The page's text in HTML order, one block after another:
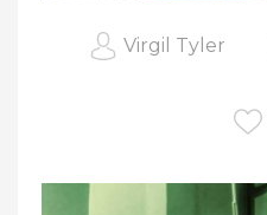
Virgil Tyler